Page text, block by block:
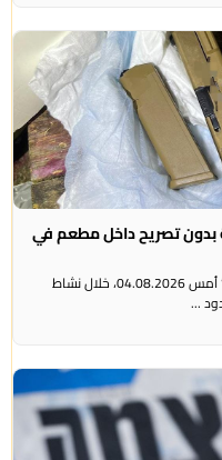
تصريح داخل مطعم في
راديو الناس – بث مباشر أعلنت الشرطة أنه ” أمس 04.08.2026، خلال نشاط
...